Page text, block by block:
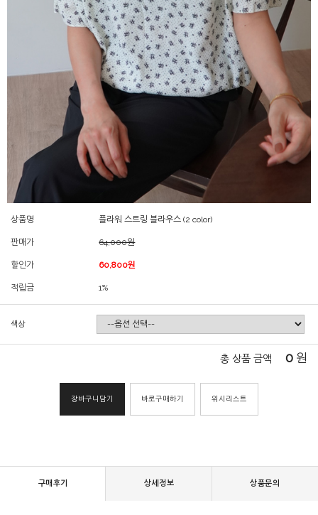
상품명 플라워 스트링 블라우스 (2 color)
판매가 64,000원
할인가 60,800원
적립금 1%
색상
총 상품 금액 0 원
장바구니담기 바로구매하기 위시리스트
구매후기 상세정보 상품문의